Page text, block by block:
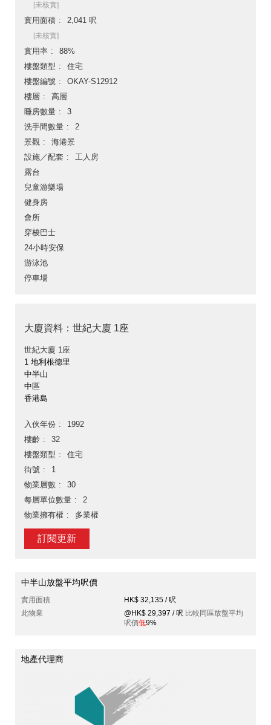
[未核實]
實用面積 2,041 呎
[未核實]
實用率
88%
樓盤類型
住宅
樓盤編號
OKAY-S12912
樓層
高層
睡房數量
3
洗手間數量
2
景觀
海港景
設施／配套
工人房
露台
兒童游樂場
健身房
會所
穿梭巴士
24小時安保
游泳池
停車場
大廈資料：世紀大廈 1座
世紀大廈 1座
1 地利根德里
中半山
中區
香港島
入伙年份
1992
樓齡
32
樓盤類型
住宅
街號
1
物業層數
30
每層單位數量
2
物業擁有權
多業權
訂閱更新
中半山放盤平均呎價
實用面積
HK$ 32,135 / 呎
此物業
@HK$ 29,397 / 呎 比較同區放盤平均
呎價低9%
地產代理商